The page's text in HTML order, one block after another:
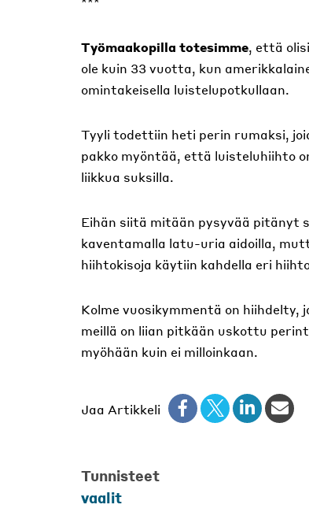
Työmaakopilla totesimme, että
ole kuin 33 vuotta, kun
omintakeisella luistelupotkullaan.
Tyyli todettiin heti perin rumaksi,
pakko myöntää, että luisteluhiihto
liikkua suksilla.
Eihän siitä mitään pysyvää pitänyt
kaventamalla latu-uria aidoilla,
hiihtokisoja käytiin kahdella eri
Kolme vuosikymmentä on
meillä on liian pitkään uskottu
myöhään kuin ei milloinkaan.
Jaa Artikkeli
Tunnisteet
vaalit